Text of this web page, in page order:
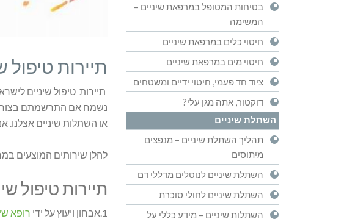
תיירות טיפול
תיירות טיפול שיניים
נשמח אם התרשמתם בצורה
או השתלות שיניים אצלנו.
להלן שירותים המוצעים
תיירות טיפול
1.אבחון ויעוץ על ידי רופא
בטיחות המטופל במרפאת שיניים –
המשימה
חיטוי כלים במרפאת שיניים
חיטוי מים במרפאת שיניים
ציוד חד פעמי, חיטוי ידיים ומשטחים
דוקטור, אתה מגן עלי?
השתלת שיניים
תהליך השתלת שיניים – מנפצים
מיתוסים
השתלת שיניים לנוטלים מדללי דם
השתלת שיניים לחולי סוכרת
השתלות שיניים – מידע כללי על